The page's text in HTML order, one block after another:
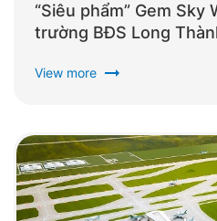
“Siêu phẩm” Gem
trường BĐS Long
View more arrow_right_alt